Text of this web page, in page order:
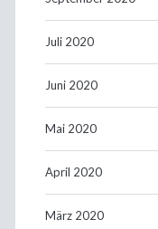
Juli 2020
Juni 2020
Mai 2020
April 2020
März 2020